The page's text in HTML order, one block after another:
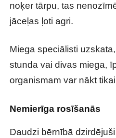
noķer tārpu, tas
jāceļas ļoti agri.
Miega speciālisti
stunda vai divas miega,
organismam var nākt
Nemierīga rosīšanās
Daudzi bērnībā